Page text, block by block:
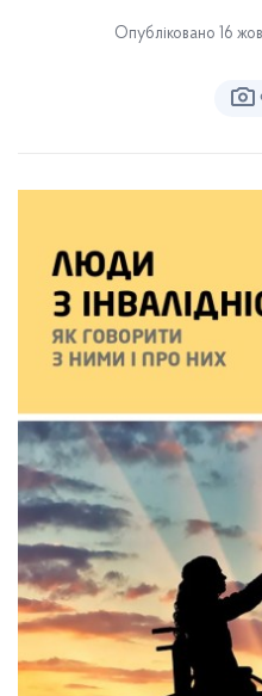
Опубліковано 16